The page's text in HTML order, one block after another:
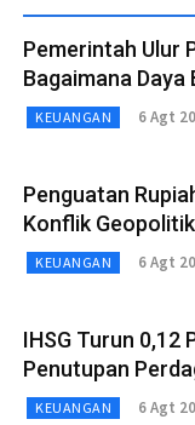
Pemerintah Ulur
Bagaimana
KEUANGAN 6 Agt
Penguatan
Konflik Geopolitik
KEUANGAN 6 Agt
IHSG Turun 0,12
Penutupan
KEUANGAN 6 Agt